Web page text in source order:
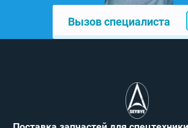
Вызов специалиста